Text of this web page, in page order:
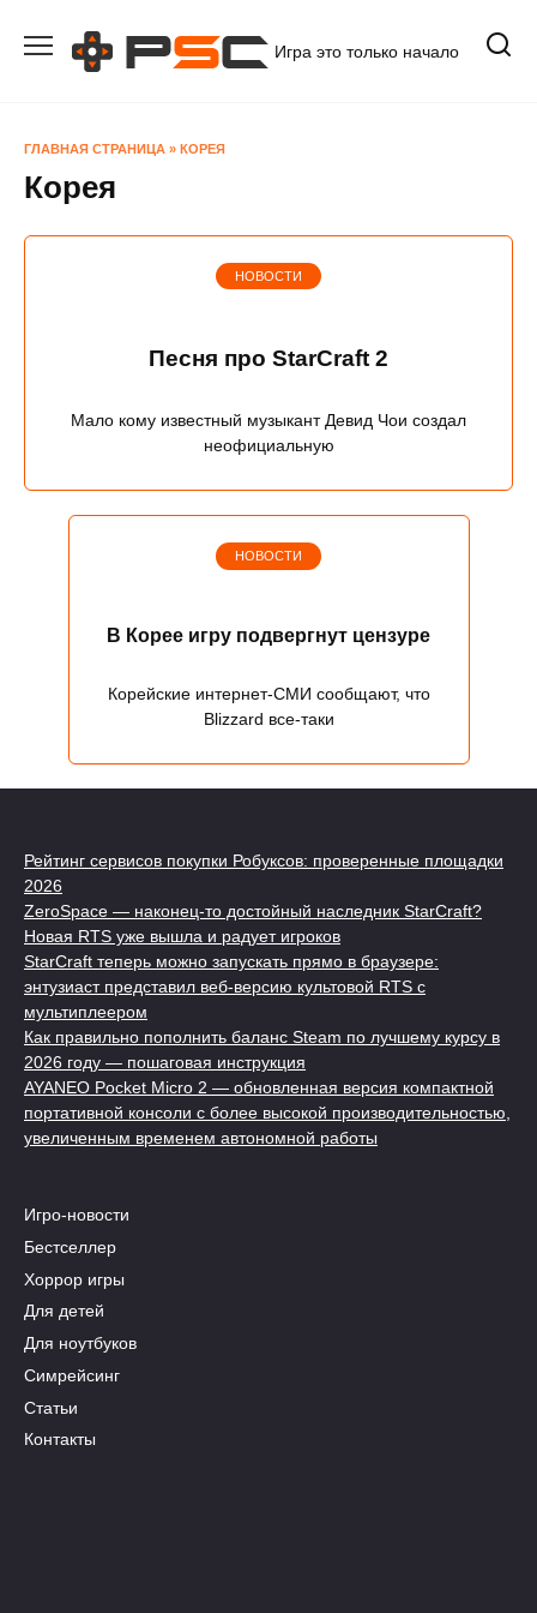
содержанию
Игра это только начало
ГЛАВНАЯ СТРАНИЦА » КОРЕЯ
Корея
НОВОСТИ
Песня про StarCraft 2
Мало кому известный музыкант Девид Чои создал
неофициальную
НОВОСТИ
В Корее игру подвергнут цензуре
Корейские интернет-СМИ сообщают, что
Blizzard все-таки
Рейтинг сервисов покупки Робуксов: проверенные площадки
2026
ZeroSpace — наконец-то достойный наследник StarCraft?
Новая RTS уже вышла и радует игроков
StarCraft теперь можно запускать прямо в браузере:
энтузиаст представил веб-версию культовой RTS с
мультиплеером
Как правильно пополнить баланс Steam по лучшему курсу в
2026 году — пошаговая инструкция
AYANEO Pocket Micro 2 — обновленная версия компактной
портативной консоли с более высокой производительностью,
увеличенным временем автономной работы
Игро-новости
Бестселлер
Хоррор игры
Для детей
Для ноутбуков
Симрейсинг
Статьи
Контакты